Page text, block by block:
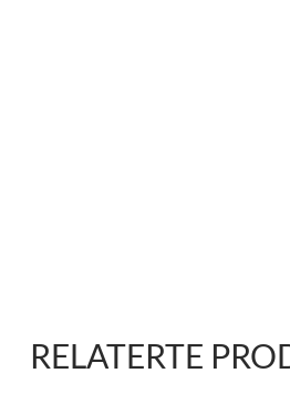
RELATERTE